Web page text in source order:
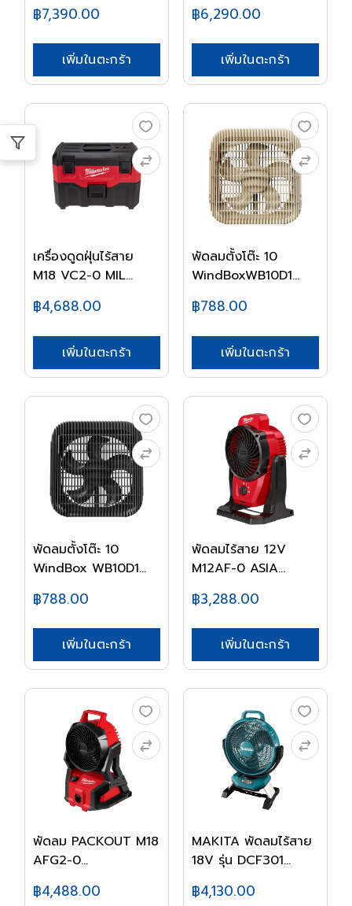
฿7,390.00
เพิ่มในตะกร้า
฿6,290.00
เพิ่มในตะกร้า
เครื่องดูดฝุ่นไร้สาย
M18 VC2-0 MIL...
฿4,688.00
เพิ่มในตะกร้า
พัดลมตั้งโต๊ะ 10
WindBoxWB10D1
฿788.00
เพิ่มในตะกร้า
พัดลมตั้งโต๊ะ 10
WindBox WB10D1
฿788.00
เพิ่มในตะกร้า
พัดลมไร้สาย 12V
M12AF-0 ASIA
฿3,288.00
เพิ่มในตะกร้า
พัดลม PACKOUT M18
AFG2-0
฿4,488.00
MAKITA พัดลมไร้สาย
18V รุ่น DCF301...
฿4,130.00